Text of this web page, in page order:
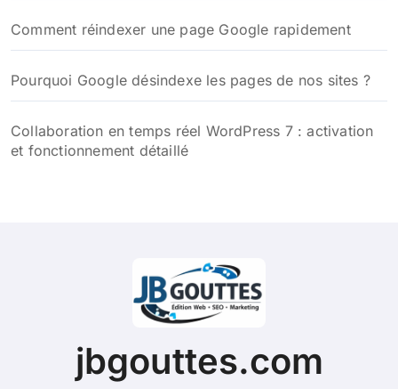
Comment réindexer une page Google rapidement
Pourquoi Google désindexe les pages de nos sites ?
Collaboration en temps réel WordPress 7 : activation
et fonctionnement détaillé
jbgouttes.com